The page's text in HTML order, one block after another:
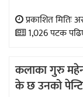
प्रकाशित मितिः
1,026 पटक
कलाका गुरु
के छ उनको